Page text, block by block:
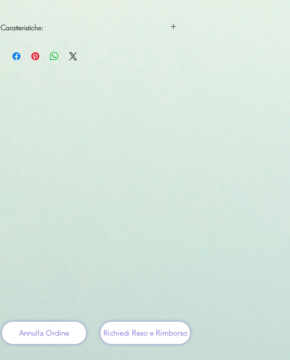
Caratteristiche:
catalogo sono realizzate al solo scopo di illustrare il
Annulla Ordine Richiedi Reso e Rimborso